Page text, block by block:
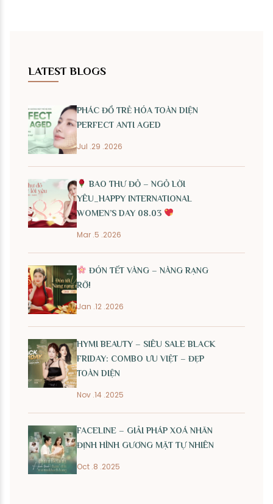
LATEST BLOGS
PHÁC ĐỒ TRẺ HÓA TOÀN DIỆN
PERFECT ANTI AGED
Jul .29 .2026
BAO THƯ ĐỎ – NGỎ LỜI
YÊU_HAPPY INTERNATIONAL
WOMEN’S DAY 08.03
Mar .5 .2026
ĐÓN TẾT VÀNG – NÀNG RẠNG
RỠ!
Jan .12 .2026
HYMI BEAUTY – SIÊU SALE BLACK
FRIDAY: COMBO ƯU VIỆT – ĐẸP
TOÀN DIỆN
Nov .14 .2025
FACELINE – GIẢI PHÁP XOÁ NHĂN
ĐỊNH HÌNH GƯƠNG MẶT TỰ NHIÊN
Oct .8 .2025